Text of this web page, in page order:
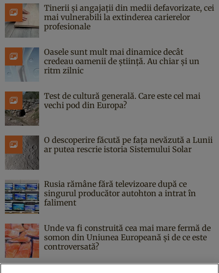
Tinerii și angajații din medii defavorizate, cei
mai vulnerabili la extinderea carierelor
profesionale
Oasele sunt mult mai dinamice decât
credeau oamenii de știință. Au chiar și un
ritm zilnic
Test de cultură generală. Care este cel mai
vechi pod din Europa?
O descoperire făcută pe fața nevăzută a Lunii
ar putea rescrie istoria Sistemului Solar
Rusia rămâne fără televizoare după ce
singurul producător autohton a intrat în
faliment
Unde va fi construită cea mai mare fermă de
somon din Uniunea Europeană și de ce este
controversată?